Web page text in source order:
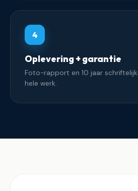
4
Oplevering + garantie
Foto-rapport en 10 jaar
hele werk.